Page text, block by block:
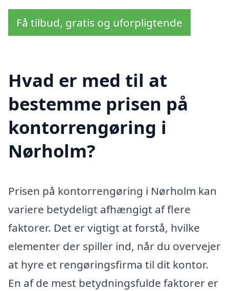
Få tilbud, gratis og uforpligtende
Hvad er med til at
bestemme prisen på
kontorrengøring i
Nørholm?
Prisen på kontorrengøring i Nørholm kan
variere betydeligt afhængigt af flere
faktorer. Det er vigtigt at forstå, hvilke
elementer der spiller ind, når du overvejer
at hyre et rengøringsfirma til dit kontor.
En af de mest betydningsfulde faktorer er